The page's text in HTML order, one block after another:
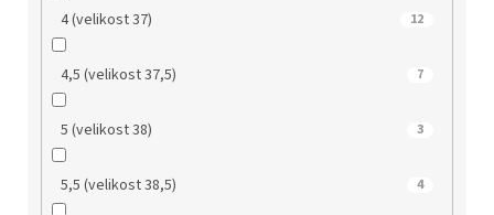
4 (velikost 37) 12
4,5 (velikost 37,5) 7
5 (velikost 38) 3
5,5 (velikost 38,5) 4